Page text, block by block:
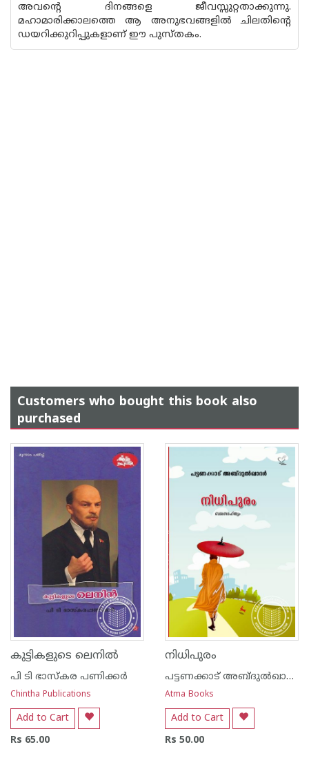
അവന്റെ ദിനങ്ങളെ ജീവസ്സുറ്റതാക്കുന്നു.
മഹാമാരിക്കാലത്തെ ആ അനുഭവങ്ങളില്‍ ചിലതിന്റെ
ഡയറിക്കുറിപ്പുകളാണ് ഈ പുസ്തകം.
Customers who bought this book also
purchased
കുട്ടികളുടെ ലെനില്‍
പി ടി ഭാസ്കര പണിക്കര്‍
Chintha Publications
Add to Cart
Rs 65.00
നിധിപുരം
പട്ടണക്കാട് അബ്ദുല്‍ഖാദര്‍
Atma Books
Add to Cart
Rs 50.00